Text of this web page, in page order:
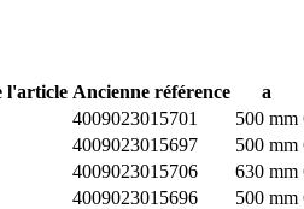
l'article Ancienne référence
a
4009023015701 500 mm
4009023015697 500 mm
4009023015706 630 mm
4009023015696 500 mm